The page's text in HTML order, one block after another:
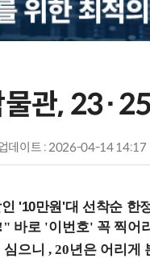
관,
데이트 : 2026-04-14 14:17
'10만원'대 선착순 한